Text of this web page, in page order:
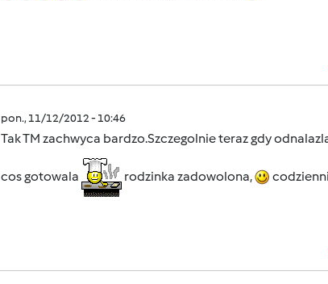
pon., 11/12/2012 - 10:46
Tak TM zachwyca bardzo.Szczegolnie teraz gdy
cos gotowala rodzinka zadowolona,